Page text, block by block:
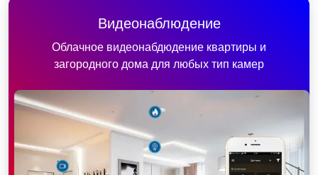
Видеонаблюдение
Облачное видеонабдюдение квартиры и
загородного дома для любых тип камер